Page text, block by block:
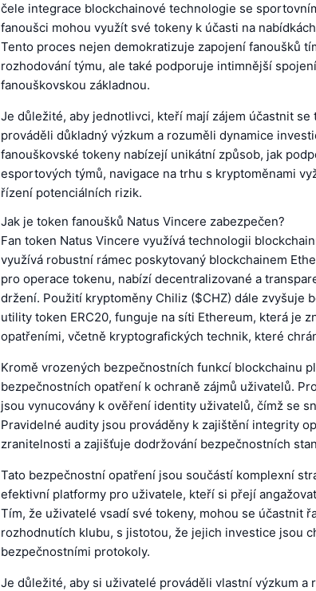
čele integrace blockchainové technologie se
fanoušci mohou využít své tokeny k účasti na
Tento proces nejen demokratizuje zapojení fanoušků
rozhodování týmu, ale také podporuje intimnější
fanouškovskou základnou.
Je důležité, aby jednotlivci, kteří mají zájem účastnit
prováděli důkladný výzkum a rozuměli dynamice
fanouškovské tokeny nabízejí unikátní způsob, jak
esportových týmů, navigace na trhu s kryptoměnami
řízení potenciálních rizik.
Jak je token fanoušků Natus Vincere zabezpečen?
Fan token Natus Vincere využívá technologii
využívá robustní rámec poskytovaný blockchainem
pro operace tokenu, nabízí decentralizované a
držení. Použití kryptoměny Chiliz ($CHZ) dále zvyšuje
utility token ERC20, funguje na síti Ethereum, která je
opatřeními, včetně kryptografických technik, které
Kromě vrozených bezpečnostních funkcí blockchainu
bezpečnostních opatření k ochraně zájmů uživatelů.
jsou vynucovány k ověření identity uživatelů, čímž se
Pravidelné audity jsou prováděny k zajištění integrity
zranitelnosti a zajišťuje dodržování bezpečnostních
Tato bezpečnostní opatření jsou součástí komplexní
efektivní platformy pro uživatele, kteří si přejí
Tím, že uživatelé vsadí své tokeny, mohou se účastnit
rozhodnutích klubu, s jistotou, že jejich investice jsou
bezpečnostními protokoly.
Je důležité, aby si uživatelé prováděli vlastní výzkum a